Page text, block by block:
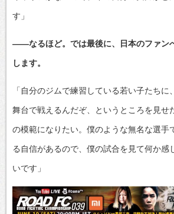
す」
――なるほど。では最後に、日本のファン
します。
「自分のジムで練習している若い子たちに
舞台で戦えるんだぞ、というところを見せ
の模範になりたい。僕のような無名な選手
る自信があるので、僕の試合を見て何か感
いです」